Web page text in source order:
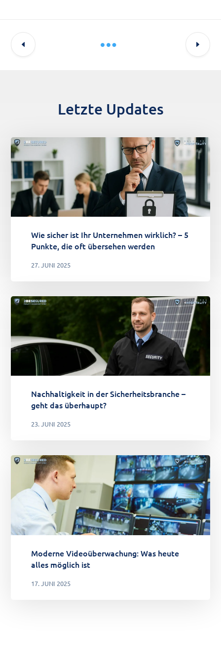
Letzte Updates
Wie sicher ist Ihr Unternehmen wirklich? – 5
Punkte, die oft übersehen werden
27. JUNI 2025
Nachhaltigkeit in der Sicherheitsbranche –
geht das überhaupt?
23. JUNI 2025
Moderne Videoüberwachung: Was heute
alles möglich ist
17. JUNI 2025